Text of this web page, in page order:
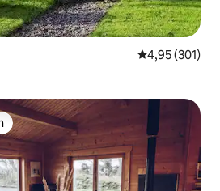
Gemiddelde
4,95 (301)